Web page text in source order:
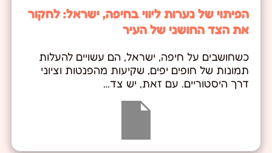
הפיתוי של נערות ליווי בחיפה, ישראל: לחקור
את הצד החושני של העיר
כשחושבים על חיפה, ישראל, הם עשויים להעלות
תמונות של חופים יפים, שקיעות מהפנטות וציוני
דרך היסטוריים. עם זאת, יש צד…